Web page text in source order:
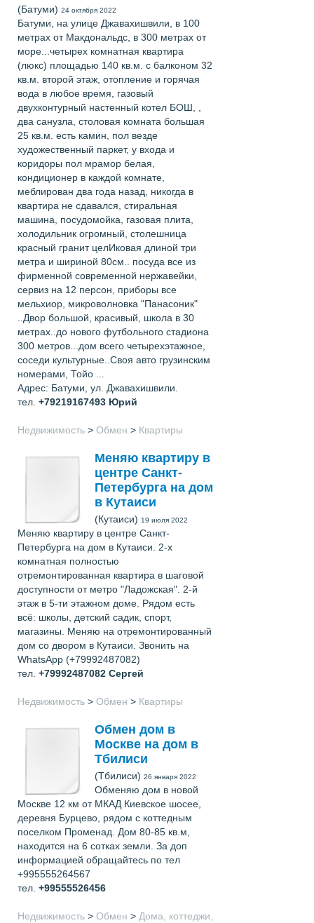
(Батуми) 24 октября 2022
Батуми, на улице Джавахишвили, в 100
метрах от Макдональдс, в 300 метрах от
море...четырех комнатная квартира
(люкс) площадью 140 кв.м. с балконом 32
кв.м. второй этаж, отопление и горячая
вода в любое время, газовый
двухконтурный настенный котел БОШ, ,
два санузла, столовая комната большая
25 кв.м. есть камин, пол везде
художественный паркет, у входа и
коридоры пол мрамор белая,
кондиционер в каждой комнате,
меблирован два года назад, никогда в
квартира не сдавался, стиральная
машина, посудомойка, газовая плита,
холодильник огромный, столешница
красный гранит целИковая длиной три
метра и шириной 80см.. посуда все из
фирменной современной нержавейки,
сервиз на 12 персон, приборы все
мельхиор, микроволновка "Панасоник"
..Двор большой, красивый, школа в 30
метрах..до нового футбольного стадиона
300 метров...дом всего четырехэтажное,
соседи культурные..Своя авто грузинским
номерами, Тойо ...
Адрес: Батуми, ул. Джавахишвили.
тел. +79219167493 Юрий
Недвижимость > Обмен > Квартиры
Меняю квартиру в
центре Санкт-
Петербурга на дом
в Кутаиси
(Кутаиси) 19 июля 2022
Меняю квартиру в центре Санкт-
Петербурга на дом в Кутаиси. 2-х
комнатная полностью
отремонтированная квартира в шаговой
доступности от метро "Ладожская". 2-й
этаж в 5-ти этажном доме. Рядом есть
всё: школы, детский садик, спорт,
магазины. Меняю на отремонтированный
дом со двором в Кутаиси. Звонить на
WhatsApp (+79992487082)
тел. +79992487082 Сергей
Недвижимость > Обмен > Квартиры
Обмен дом в
Москве на дом в
Тбилиси
(Тбилиси) 26 января 2022
Обменяю дом в новой
Москве 12 км от МКАД Киевское шосее,
деревня Бурцево, рядом с коттедным
поселком Променад. Дом 80-85 кв.м,
находится на 6 сотках земли. За доп
информацией обращайтесь по тел
+995555264567
тел. +99555526456
Недвижимость > Обмен > Дома, коттеджи,